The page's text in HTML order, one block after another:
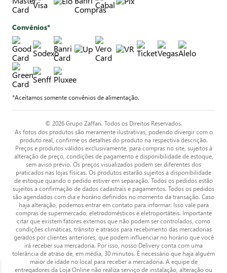
Convênios*
*Aceitamos somente convênios de alimentação.
© 2026 Grupo Zaffari. Todos os Direitos Reservados.
As fotos dos produtos são meramente ilustrativas, podendo divergir com o
produto real, confirme os detalhes do produto na respectiva descrição.
Preços e produtos válidos exclusivamente, para compras no site, sujeitos à
alteração de preço, condições de pagamento e disponibilidade de estoque,
sem aviso prévio. Os preços visualizados podem ser diferentes dos
praticados nas lojas físicas. Os produtos estarão sujeitos a disponibilidade
de estoque quando o pedido estiver em separação. Todos os pedidos estão
sujeitos a confirmação de dados cadastrais e pagamentos. Todos os pedidos
são agendados com dia e horário definidos no momento da transação. Caso
haja alteração, podemos entrar em contato para informar. Isso vale para
compras de supermercado, eletrodomésticos e eletroportáteis. Importante
citar que existem fatores externos que não podem ser controlados, como
condições climáticas, trânsito e atrasos para recebimento das mercadorias
gerados por clientes anteriores, que podem influenciar no horário que você
irá receber sua mercadoria. Por isso, nosso Delivery conta com uma
tolerância de atraso de, em média, 30 minutos. É necessário que haja alguém
maior de idade no local para receber a mercadoria. A equipe de
entregadores da Loja Online não realiza serviço de instalação, alteração ou